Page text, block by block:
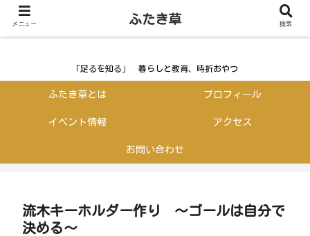
ふたき草
「足るを知る」 暮らしと教育、時折おやつ
ふたき草とは プロフィール
イベント情報 アクセス
お問い合わせ
流木キーホルダー作り ～ゴールは自分で
決める～
メニュー ふたき草 検索